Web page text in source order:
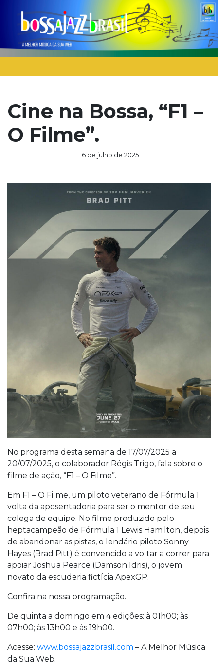
Cine na Bossa, “F1 –
O Filme”.
16 de julho de 2025
No programa desta semana de 17/07/2025 a
20/07/2025, o colaborador Régis Trigo, fala sobre o
filme de ação, “F1 – O Filme”.
Em F1 – O Filme, um piloto veterano de Fórmula 1
volta da aposentadoria para ser o mentor de seu
colega de equipe. No filme produzido pelo
heptacampeão de Fórmula 1 Lewis Hamilton, depois
de abandonar as pistas, o lendário piloto Sonny
Hayes (Brad Pitt) é convencido a voltar a correr para
apoiar Joshua Pearce (Damson Idris), o jovem
novato da escuderia fictícia ApexGP.
Confira na nossa programação.
De quinta a domingo em 4 edições: à 01h00; às
07h00; às 13h00 e às 19h00.
Acesse: www.bossajazzbrasil.com – A Melhor Música
da Sua Web.